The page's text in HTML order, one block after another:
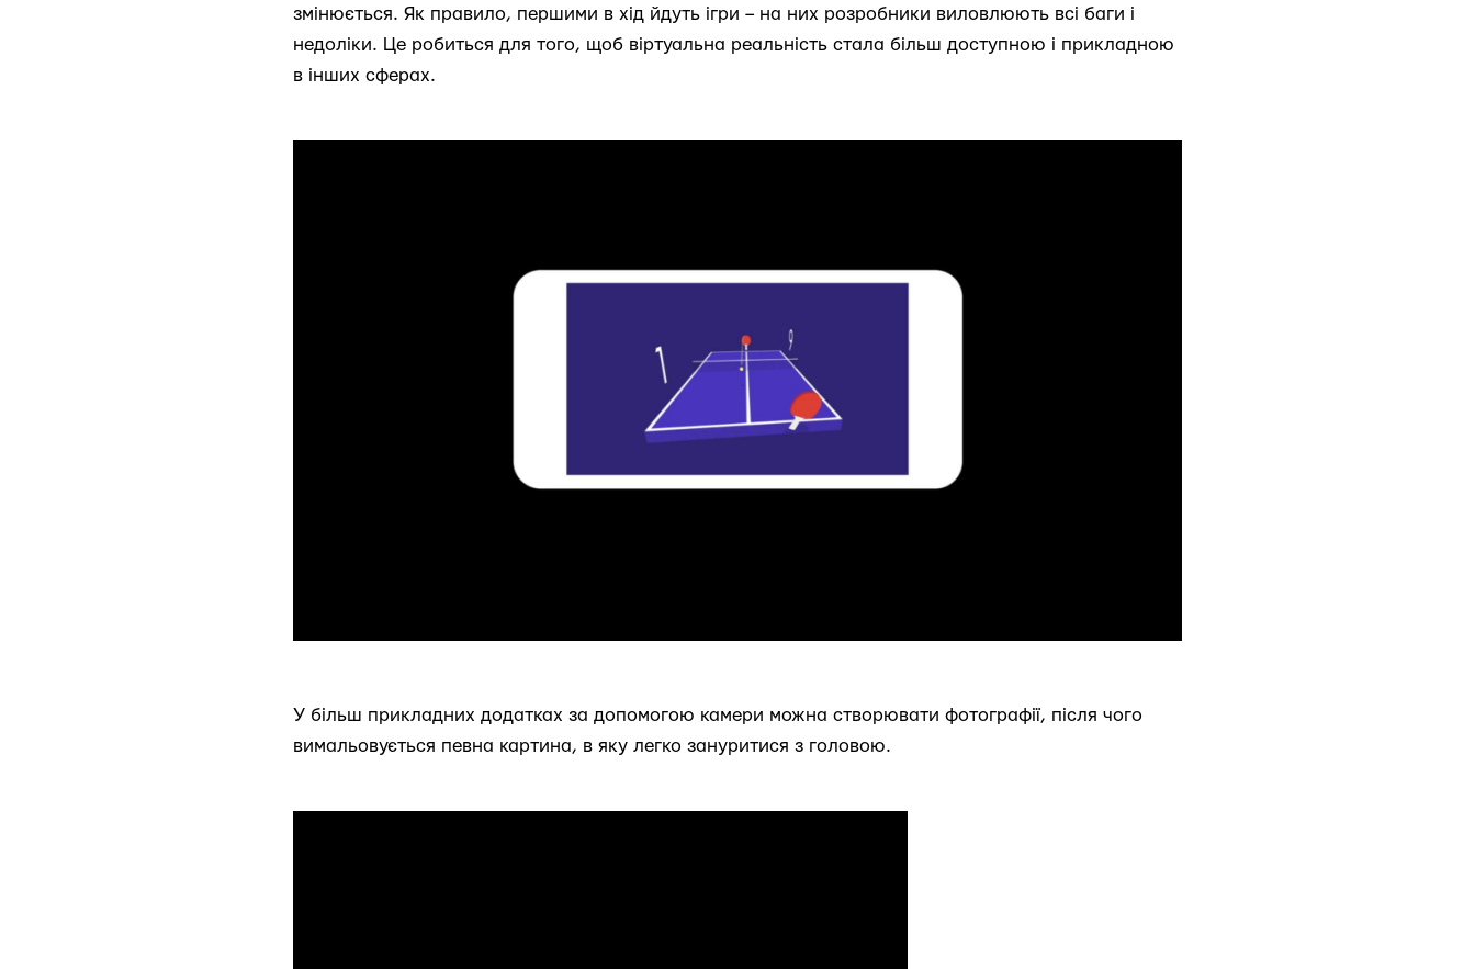
змінюється. Як правило, першими в хід йдуть ігри – на них розробники виловлюють всі баги і
недоліки. Це робиться для того, щоб віртуальна реальність стала більш доступною і прикладною
в інших сферах.
У більш прикладних додатках за допомогою камери можна створювати фотографії, після чого
вимальовується певна картина, в яку легко зануритися з головою.